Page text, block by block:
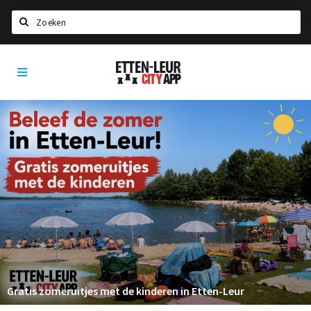
Home
Agenda
Deals
Party pics
Nieuws, interviews & blogs
Eten
Drinken
Slapen
Recreatief
Winkels
Etten-
Leur
Gratis zomeruitjes met de kinderen in Etten-Leur